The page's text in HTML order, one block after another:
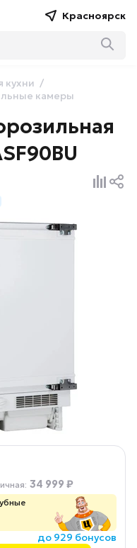
Красноярск
кухни
камеры
: 34 999 ₽
до 929 бонусов